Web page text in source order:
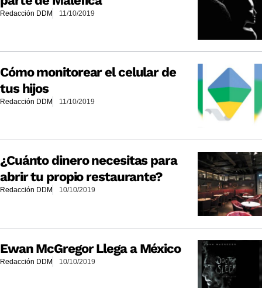
Redacción DDM 11/10/2019
Cómo monitorear el celular de
tus hijos
Redacción DDM 11/10/2019
¿Cuánto dinero necesitas para
abrir tu propio restaurante?
Redacción DDM 10/10/2019
Ewan McGregor Llega a México
Redacción DDM 10/10/2019